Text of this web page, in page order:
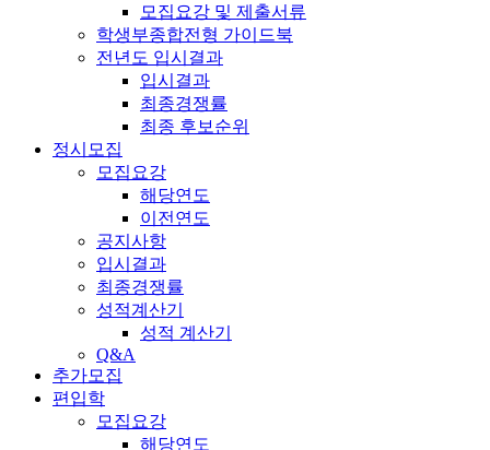
모집요강 및 제출서류
학생부종합전형 가이드북
전년도 입시결과
입시결과
최종경쟁률
최종 후보순위
정시모집
모집요강
해당연도
이전연도
공지사항
입시결과
최종경쟁률
성적계산기
성적 계산기
Q&A
추가모집
편입학
모집요강
해당연도